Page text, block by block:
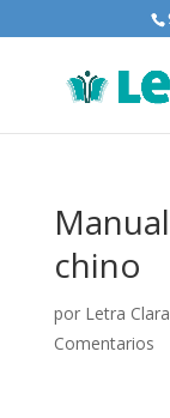
chino
por Letra Clara
Comentarios